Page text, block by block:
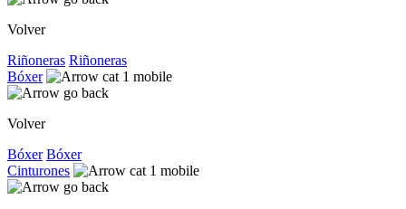
Volver
Riñoneras Riñoneras
Bóxer
Volver
Bóxer Bóxer
Cinturones